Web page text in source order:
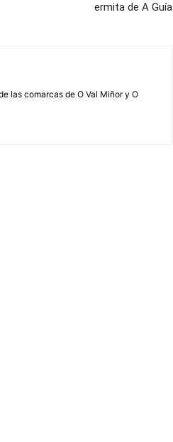
ermita de A Guía
las comarcas de O Val Miñor y O